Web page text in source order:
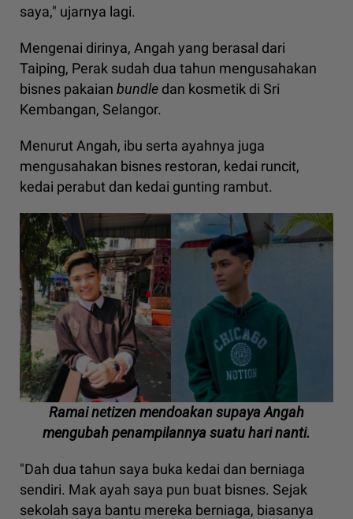
saya," ujarnya lagi.
Mengenai dirinya, Angah yang berasal dari
Taiping, Perak sudah dua tahun mengusahakan
bisnes pakaian bundle dan kosmetik di Sri
Kembangan, Selangor.
Menurut Angah, ibu serta ayahnya juga
mengusahakan bisnes restoran, kedai runcit,
kedai perabut dan kedai gunting rambut.
Ramai netizen mendoakan supaya Angah
mengubah penampilannya suatu hari nanti.
"Dah dua tahun saya buka kedai dan berniaga
sendiri. Mak ayah saya pun buat bisnes. Sejak
sekolah saya bantu mereka berniaga, biasanya